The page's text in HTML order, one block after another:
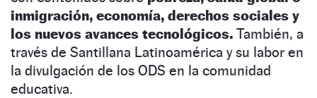
inmigración, economía, derechos sociales y
los nuevos avances tecnológicos. También, a
través de Santillana Latinoamérica y su labor en
la divulgación de los ODS en la comunidad
educativa.